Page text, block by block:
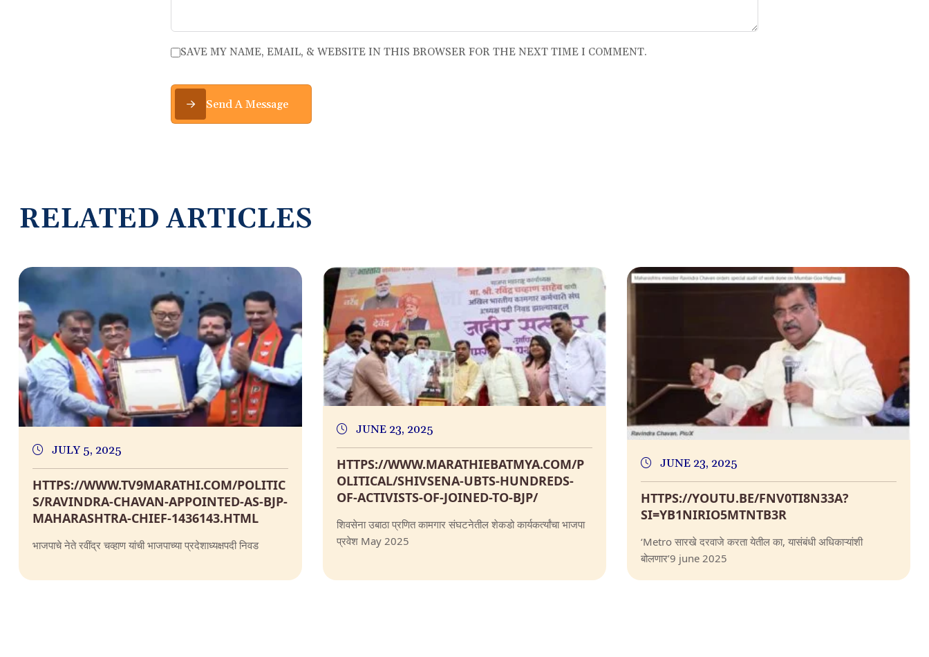
SAVE MY NAME, EMAIL, & WEBSITE IN THIS BROWSER FOR THE NEXT TIME I COMMENT.
Send A Message
RELATED ARTICLES
JULY 5, 2025
HTTPS://WWW.TV9MARATHI.COM/POLITIC
S/RAVINDRA-CHAVAN-APPOINTED-AS-BJP-
MAHARASHTRA-CHIEF-1436143.HTML
भाजपाचे नेते रवींद्र चव्हाण यांची भाजपाच्या प्रदेशाध्यक्षपदी निवड
JUNE 23, 2025
HTTPS://WWW.MARATHIEBATMYA.COM/P
OLITICAL/SHIVSENA-UBTS-HUNDREDS-
OF-ACTIVISTS-OF-JOINED-TO-BJP/
शिवसेना उबाठा प्रणित कामगार संघटनेतील शेकडो कार्यकर्त्यांचा भाजपा
प्रवेश May 2025
JUNE 23, 2025
HTTPS://YOUTU.BE/FNV0TI8N33A?
SI=YB1NIRIO5MTNTB3R
‘Metro सारखे दरवाजे करता येतील का, यासंबंधी अधिकाऱ्यांशी
बोलणार’9 june 2025